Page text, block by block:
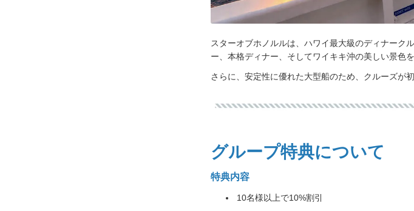
スターオブホノルルは、ハワイ最大級のディナーク
ー、本格ディナー、そしてワイキキ沖の美しい景色
さらに、安定性に優れた大型船のため、クルーズが
グループ特典について
特典内容
10名様以上で10%割引